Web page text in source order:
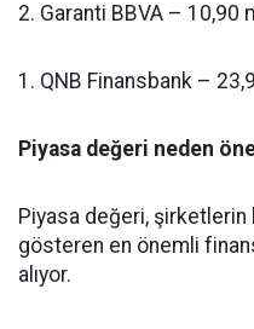
2. Garanti BBVA – 10,90
1. QNB Finansbank –
Piyasa değeri neden
Piyasa değeri,
gösteren en önemli
alıyor.